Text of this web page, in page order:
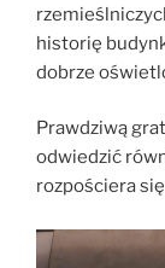
historię
dobrze
Prawdziwą
odwiedzić
rozpościera